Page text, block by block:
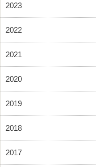
2023
2022
2021
2020
2019
2018
2017